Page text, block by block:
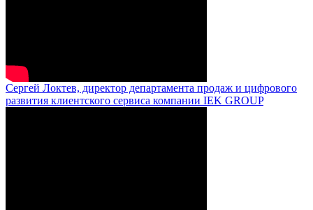
Сергей Локтев, директор департамента продаж и цифрового
развития клиентского сервиса компании IEK GROUP